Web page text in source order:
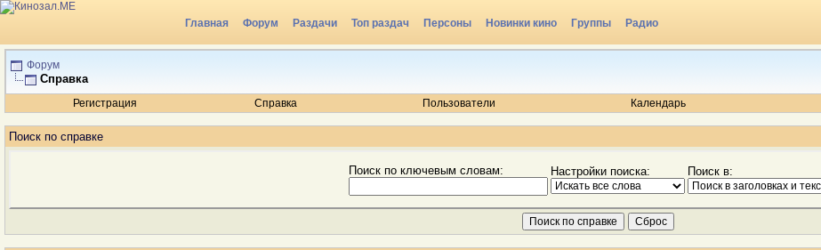
Главная Форум Раздачи Топ раздач Персоны Новинки кино Группы Радио
Форум
Справка
Регистрация
Справка Пользователи Календарь
Поиск по справке
Поиск по ключевым словам: Настройки поиска: Поиск в: